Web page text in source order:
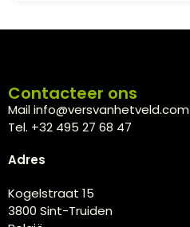
Contacteer ons
Mail info@versvanhetveld.com
Tel. +32 495 27 68 47
Adres
Kogelstraat 15
3800 Sint-Truiden